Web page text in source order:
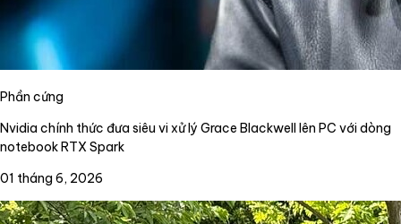
Phần cứng
Nvidia chính thức đưa siêu vi xử lý Grace Blackwell lên PC với dòng
notebook RTX Spark
01 tháng 6, 2026